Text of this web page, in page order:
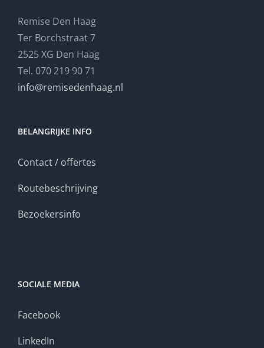
Remise Den Haag
Ter Borchstraat 7
2525 XG Den Haag
Tel. 070 219 90 71
info@remisedenhaag.nl
BELANGRIJKE INFO
Contact / offertes
Routebeschrijving
Bezoekersinfo
SOCIALE MEDIA
Facebook
LinkedIn